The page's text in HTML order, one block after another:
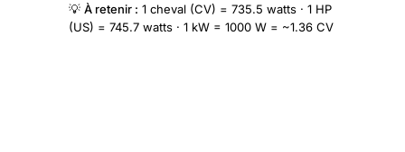
💡 À retenir : 1 cheval (CV) = 735.5 watts · 1 HP
(US) = 745.7 watts · 1 kW = 1000 W = ~1.36 CV